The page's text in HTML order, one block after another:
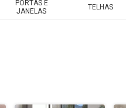
PORTAS E
JANELAS
TELHAS